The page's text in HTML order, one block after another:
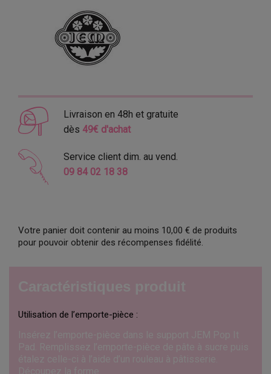
Livraison en 48h et gratuite
dès 49€ d'achat
Service client dim. au vend.
09 84 02 18 38
Votre panier doit contenir au moins 10,00 € de produits
pour pouvoir obtenir des récompenses fidélité.
Utilisation de l’emporte-pièce :